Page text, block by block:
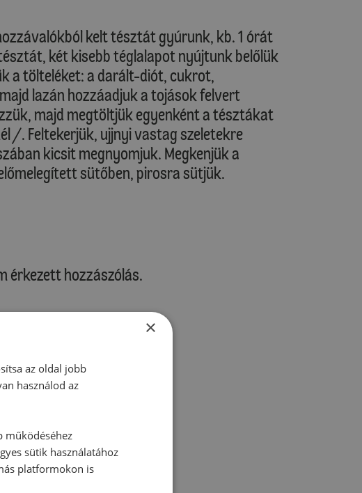
kelt tésztát gyúrunk, kb. 1 órát
két kisebb téglalapot nyújtunk belőlük
a tölteléket: a darált-diót, cukrot,
lazán hozzáadjuk a tojások felvert
majd megtöltjük egyenként a tésztákat
/. Feltekerjük, ujjnyi vastag szeletekre
kicsit megnyomjuk. Megkenjük a
sütőben, pirosra sütjük.
érkezett hozzászólás.
jelentkezz be!
×
az oldal jobb
használod az
működéséhez
sütik használatához
platformokon is